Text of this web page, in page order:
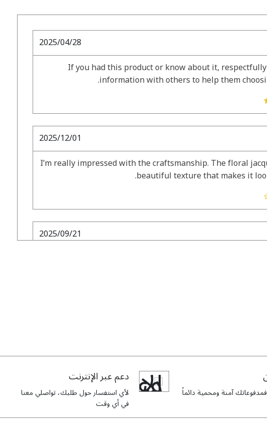
2025/04/28
If you had this product or know about it,
information with others to help them
2025/12/01
I’m really impressed with the craftsmanship. The floral
beautiful texture that makes it
2025/09/21
and I’m truly happy with my choice. It’s very
great whenever I wear it. The fabric quality is really
a wonderful feel. It’s perfect
آمنة ومحمية دائماً
دعم عبر الإنترنت
لأي استفسار حول طلبك، تواصلي معنا
في أي وقت